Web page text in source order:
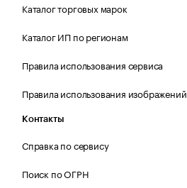
Каталог торговых марок
Каталог ИП по регионам
Правила использования сервиса
Правила использования изображений
Контакты
Справка по сервису
Поиск по ОГРН